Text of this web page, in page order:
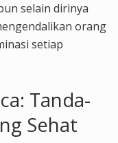
selain dirinya
orang
setiap
Tanda-
Sehat